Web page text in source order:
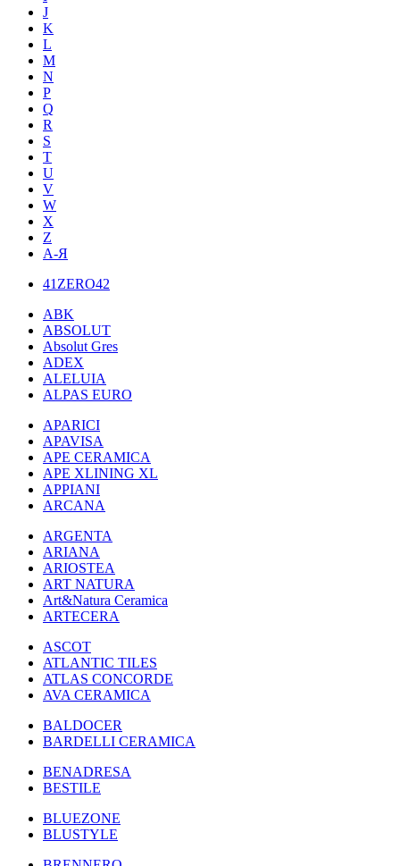
J
K
L
M
N
P
Q
R
S
T
U
V
W
X
Z
А-Я
41ZERO42
ABK
ABSOLUT
Absolut Gres
ADEX
ALELUIA
ALPAS EURO
APARICI
APAVISA
APE CERAMICA
APE XLINING XL
APPIANI
ARCANA
ARGENTA
ARIANA
ARIOSTEA
ART NATURA
Art&Natura Ceramica
ARTECERA
ASCOT
ATLANTIC TILES
ATLAS CONCORDE
AVA CERAMICA
BALDOCER
BARDELLI CERAMICA
BENADRESA
BESTILE
BLUEZONE
BLUSTYLE